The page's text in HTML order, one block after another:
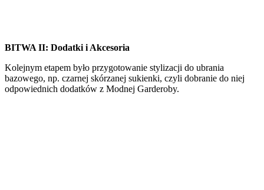
BITWA II: Dodatki i Akcesoria
Kolejnym etapem było przygotowanie stylizacji do ubrania
bazowego, np. czarnej skórzanej sukienki, czyli dobranie do niej
odpowiednich dodatków z Modnej Garderoby.